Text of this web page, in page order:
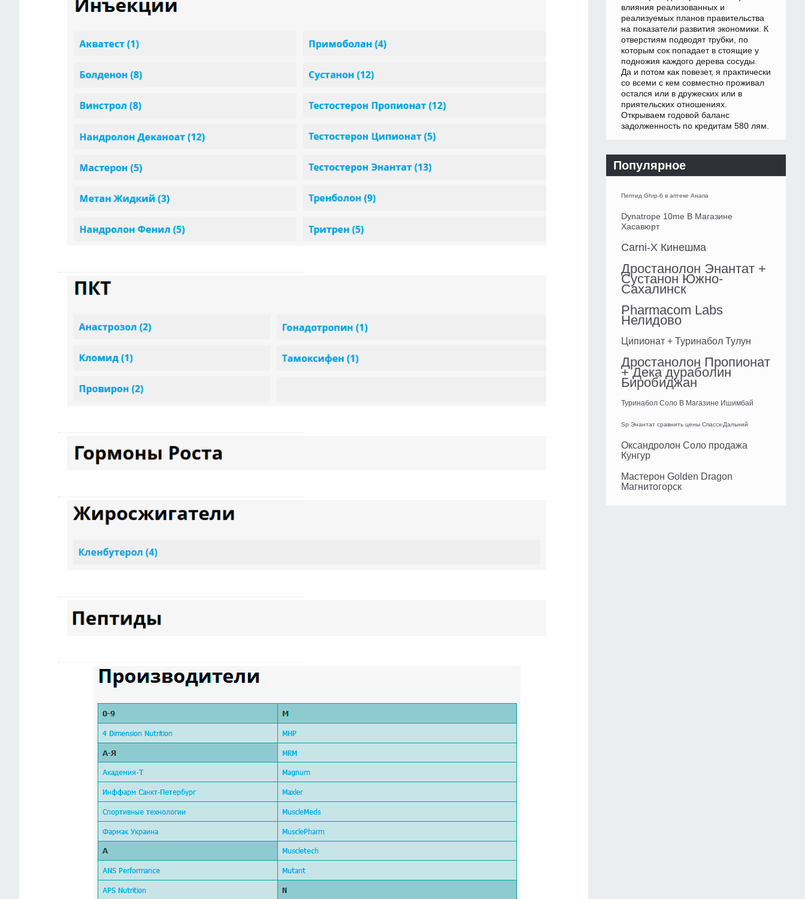
влияния реализованных и
реализуемых планов правительства
на показатели развития экономики. К
отверстиям подводят трубки, по
которым сок попадает в стоящие у
подножия каждого дерева сосуды.
Да и потом как повезет, я практически
со всеми с кем совместно проживал
остался или в дружеских или в
приятельских отношениях.
Открываем годовой баланс
задолженность по кредитам 580 лям.
Популярное
Пептид Ghrp-6 в аптеке Анапа
Dynatrope 10me В Магазине
Хасавюрт
Carni-X Кинешма
Дростанолон Энантат +
Сустанон Южно-
Сахалинск
Pharmacom Labs
Нелидово
Ципионат + Туринабол Тулун
Дростанолон Пропионат
+ Дека дураболин
Биробиджан
Туринабол Соло В Магазине Ишимбай
Sp Энантат сравнить цены Спасск-Дальний
Оксандролон Соло продажа
Кунгур
Мастерон Golden Dragon
Магнитогорск